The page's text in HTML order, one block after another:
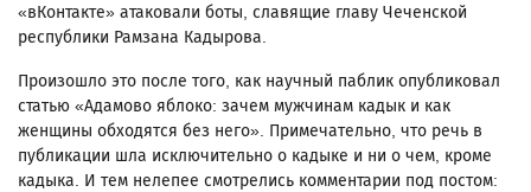
«вКонтакте» атаковали боты, славящие главу Чеченской
республики Рамзана Кадырова.
Произошло это после того, как научный паблик опубликовал
статью «Адамово яблоко: зачем мужчинам кадык и как
женщины обходятся без него». Примечательно, что речь в
публикации шла исключительно о кадыке и ни о чем, кроме
кадыка. И тем нелепее смотрелись комментарии под постом: